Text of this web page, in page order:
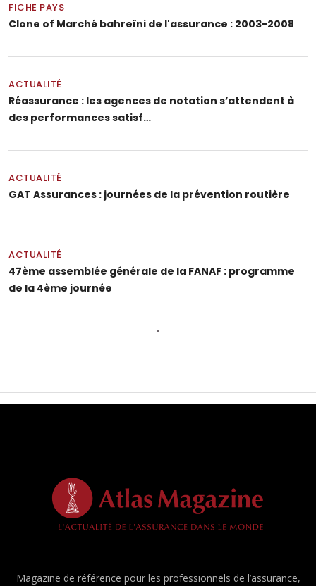
FICHE PAYS
Clone of Marché bahreïni de l'assurance : 2003-2008
ACTUALITÉ
Réassurance : les agences de notation s’attendent à
des performances satisf…
ACTUALITÉ
GAT Assurances : journées de la prévention routière
ACTUALITÉ
47ème assemblée générale de la FANAF : programme
de la 4ème journée
Magazine de référence pour les professionnels de l’assurance,